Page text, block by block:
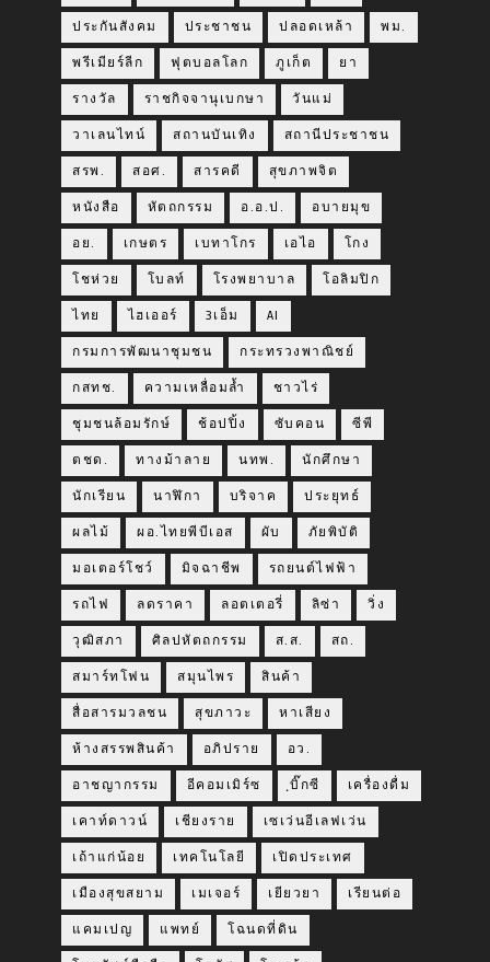
ประกันสังคม ประชาชน ปลอดเหล้า พม.
พรีเมียร์ลีก ฟุตบอลโลก ภูเก็ต ยา
รางวัล ราชกิจจานุเบกษา วันแม่
วาเลนไทน์ สถานบันเทิง สถานีประชาชน
สรพ. สอศ. สารคดี สุขภาพจิต
หนังสือ หัตถกรรม อ.อ.ป. อบายมุข
อย. เกษตร เบทาโกร เอไอ โกง
โชห่วย โบลท์ โรงพยาบาล โอลิมปิก
ไทย ไฮเออร์ 3เอ็ม AI
กรมการพัฒนาชุมชน กระทรวงพาณิชย์
กสทช. ความเหลื่อมล้ำ ชาวไร่
ชุมชนล้อมรักษ์ ช้อปปิ้ง ซับคอน ซีพี
ตชด. ทางม้าลาย นทพ. นักศึกษา
นักเรียน นาฬิกา บริจาค ประยุทธ์
ผลไม้ ผอ.ไทยพีบีเอส ผับ ภัยพิบัติ
มอเตอร์โชว์ มิจฉาชีพ รถยนต์ไฟฟ้า
รถไฟ ลดราคา ลอตเตอรี่ ลิซ่า วิ่ง
วุฒิสภา ศิลปหัตถกรรม ส.ส. สถ.
สมาร์ทโฟน สมุนไพร สินค้า
สื่อสารมวลชน สุขภาวะ หาเสียง
ห้างสรรพสินค้า อภิปราย อว.
อาชญากรรม อีคอมเมิร์ซ ฺบิ๊กซี เครื่องดื่ม
เคาท์ดาวน์ เชียงราย เซเว่นอีเลฟเว่น
เถ้าแก่น้อย เทคโนโลยี เปิดประเทศ
เมืองสุขสยาม เมเจอร์ เยียวยา เรียนต่อ
แคมเปญ แพทย์ โฉนดที่ดิน